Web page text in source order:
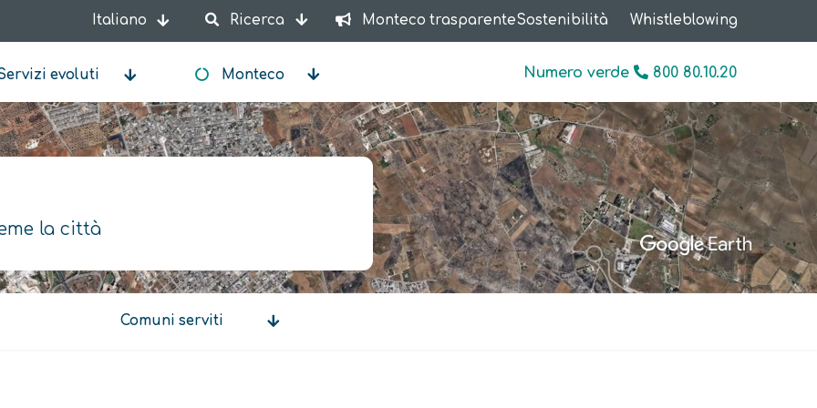
Italiano Mostra ulteriori azioni
Ricerca Monteco trasparenteSostenibilità Whistleblowing
evoluti Monteco Numero verde 800 80.10.20
la città
Comuni serviti